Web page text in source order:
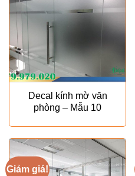
Decal kính mờ văn
phòng – Mẫu 10
Giảm giá!